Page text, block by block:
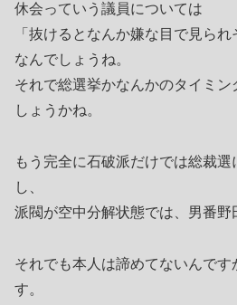
休会っていう議員については
「抜けるとなんか嫌な目で見られ
なんでしょうね。
それで総選挙かなんかのタイミ
しょうかね。
もう完全に石破派だけでは総裁
し、
派閥が空中分解状態では、男番野
それでも本人は諦めてないんで
す。